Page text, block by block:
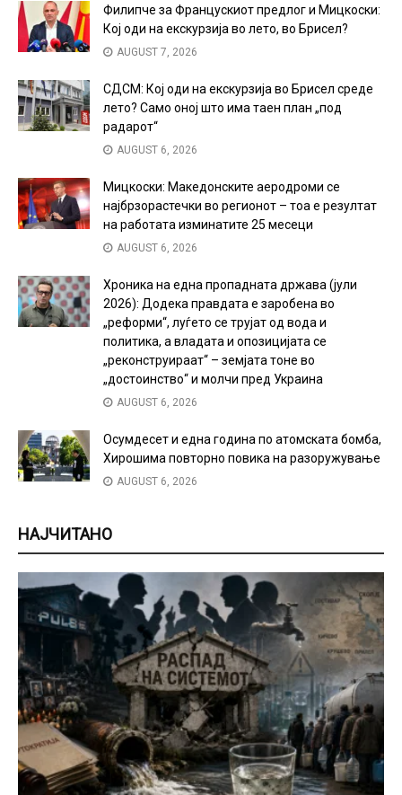
Филипче за Францускиот предлог и Мицкоски:
Кој оди на екскурзија во лето, во Брисел?
AUGUST 7, 2026
СДСМ: Кој оди на екскурзија во Брисел среде
лето? Само оној што има таен план „под
радарот“
AUGUST 6, 2026
Мицкоски: Македонските аеродроми се
најбрзорастечки во регионот – тоа е резултат
на работата изминатите 25 месеци
AUGUST 6, 2026
Хроника на една пропадната држава (јули
2026): Додека правдата е заробена во
„реформи“, луѓето се трујат од вода и
политика, а владата и опозицијата се
„реконструираат“ – земјата тоне во
„достоинство“ и молчи пред Украина
AUGUST 6, 2026
Осумдесет и една година по атомската бомба,
Хирошима повторно повика на разоружување
AUGUST 6, 2026
НАЈЧИТАНО